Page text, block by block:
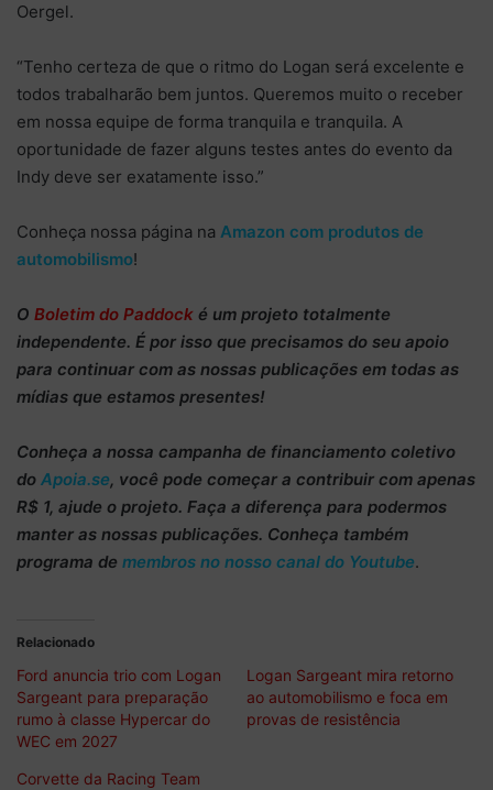
Oergel.
“Tenho certeza de que o ritmo do Logan será excelente e
todos trabalharão bem juntos. Queremos muito o receber
em nossa equipe de forma tranquila e tranquila. A
oportunidade de fazer alguns testes antes do evento da
Indy deve ser exatamente isso.”
Conheça nossa página na Amazon com produtos de
automobilismo!
O Boletim do Paddock é um projeto totalmente
independente. É por isso que precisamos do seu apoio
para continuar com as nossas publicações em todas as
mídias que estamos presentes!
Conheça a nossa campanha de financiamento coletivo
do Apoia.se, você pode começar a contribuir com apenas
R$ 1, ajude o projeto. Faça a diferença para podermos
manter as nossas publicações. Conheça também
programa de membros no nosso canal do Youtube.
Relacionado
Ford anuncia trio com Logan
Sargeant para preparação
rumo à classe Hypercar do
WEC em 2027
Logan Sargeant mira retorno
ao automobilismo e foca em
provas de resistência
Corvette da Racing Team